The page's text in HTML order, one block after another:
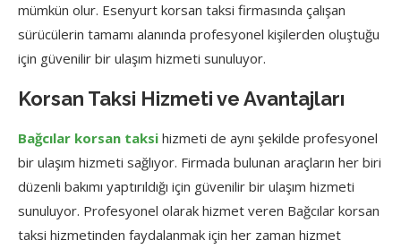
mümkün olur. Esenyurt korsan taksi firmasında çalışan
sürücülerin tamamı alanında profesyonel kişilerden oluştuğu
için güvenilir bir ulaşım hizmeti sunuluyor.
Korsan Taksi Hizmeti ve Avantajları
Bağcılar korsan taksi hizmeti de aynı şekilde profesyonel
bir ulaşım hizmeti sağlıyor. Firmada bulunan araçların her biri
düzenli bakımı yaptırıldığı için güvenilir bir ulaşım hizmeti
sunuluyor. Profesyonel olarak hizmet veren Bağcılar korsan
taksi hizmetinden faydalanmak için her zaman hizmet